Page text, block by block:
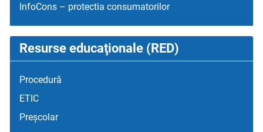
InfoCons – protectia consumatorilor
Resurse educaţionale (RED)
Procedură
ETIC
Preșcolar